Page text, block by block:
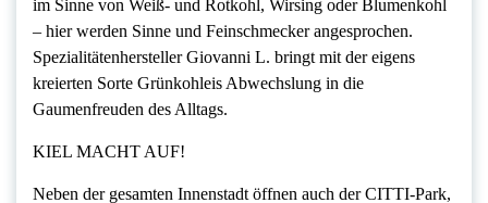
im Sinne von Weiß- und Rotkohl, Wirsing oder Blumenkohl
– hier werden Sinne und Feinschmecker angesprochen.
Spezialitätenhersteller Giovanni L. bringt mit der eigens
kreierten Sorte Grünkohleis Abwechslung in die
Gaumenfreuden des Alltags.
KIEL MACHT AUF!
Neben der gesamten Innenstadt öffnen auch der CITTI-Park,